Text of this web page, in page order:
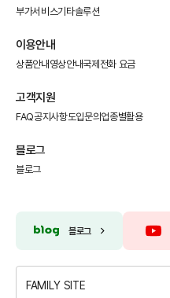
부가서비스기타솔루션
이용안내
상품안내 영상안내국제전화 요금
고객지원
FAQ공지사항도입문의 업종별활용
블로그
블로그
블로그
FAMILY SITE